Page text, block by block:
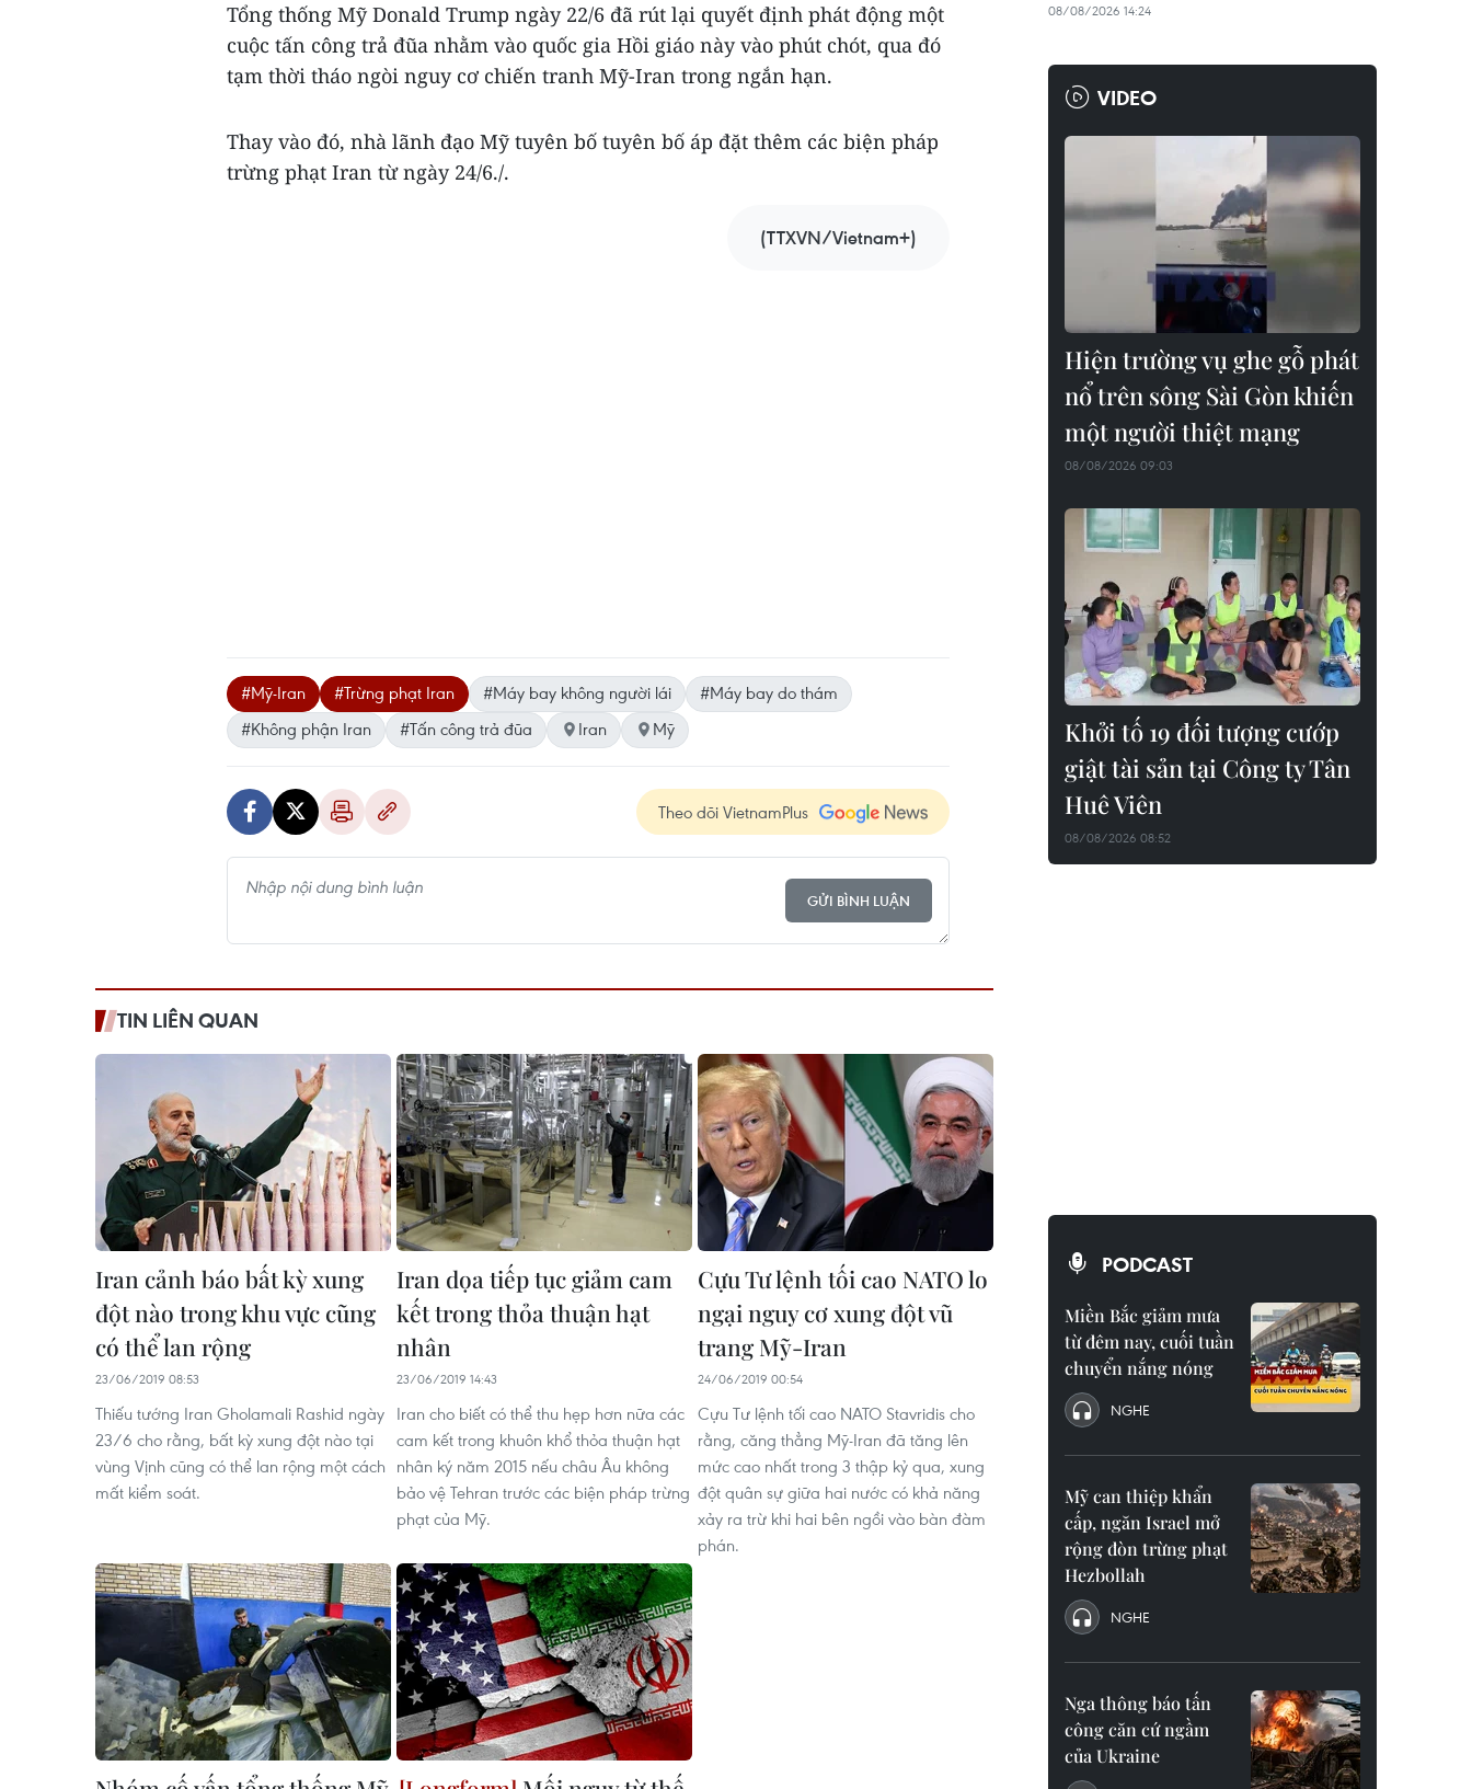
Tổng thống Mỹ Donald Trump ngày 22/6 đã rút lại quyết định phát động một
cuộc tấn công trả đũa nhằm vào quốc gia Hồi giáo này vào phút chót, qua đó
tạm thời tháo ngòi nguy cơ chiến tranh Mỹ-Iran trong ngắn hạn.
Thay vào đó, nhà lãnh đạo Mỹ tuyên bố tuyên bố áp đặt thêm các biện pháp
trừng phạt Iran từ ngày 24/6./.
(TTXVN/Vietnam+)
#Mỹ-Iran #Trừng phạt Iran #Máy bay không người lái
#Máy bay do thám
#Không phận Iran
#Tấn công trả đũa Iran Mỹ
Theo dõi VietnamPlus
GỬI BÌNH LUẬN
TIN LIÊN QUAN
Iran cảnh báo bất kỳ xung
đột nào trong khu vực cũng
có thể lan rộng
23/06/2019 08:53
Thiếu tướng Iran Gholamali Rashid ngày
23/6 cho rằng, bất kỳ xung đột nào tại
vùng Vịnh cũng có thể lan rộng một cách
mất kiểm soát.
Iran dọa tiếp tục giảm cam
kết trong thỏa thuận hạt
nhân
23/06/2019 14:43
Iran cho biết có thể thu hẹp hơn nữa các
cam kết trong khuôn khổ thỏa thuận hạt
nhân ký năm 2015 nếu châu Âu không
bảo vệ Tehran trước các biện pháp trừng
phạt của Mỹ.
Cựu Tư lệnh tối cao NATO lo
ngại nguy cơ xung đột vũ
trang Mỹ-Iran
24/06/2019 00:54
Cựu Tư lệnh tối cao NATO Stavridis cho
rằng, căng thẳng Mỹ-Iran đã tăng lên
mức cao nhất trong 3 thập kỷ qua, xung
đột quân sự giữa hai nước có khả năng
xảy ra trừ khi hai bên ngồi vào bàn đàm
phán.
08/08/2026 14:24
VIDEO
Hiện trường vụ ghe gỗ phát
nổ trên sông Sài Gòn khiến
một người thiệt mạng
08/08/2026 09:03
Khởi tố 19 đối tượng cướp
giật tài sản tại Công ty Tân
Huê Viên
08/08/2026 08:52
PODCAST
Miền Bắc giảm mưa
từ đêm nay, cuối tuần
chuyển nắng nóng
NGHE
Mỹ can thiệp khẩn
cấp, ngăn Israel mở
rộng đòn trừng phạt
Hezbollah
NGHE
Nga thông báo tấn
công căn cứ ngầm
của Ukraine